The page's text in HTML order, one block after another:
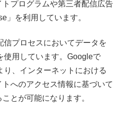
プログラムや第三者配信広告
」を利用しています。
プロセスにおいてデータを
使用しています。Googleで
、インターネットにおける
へのアクセス情報に基づいて
とが可能になります。